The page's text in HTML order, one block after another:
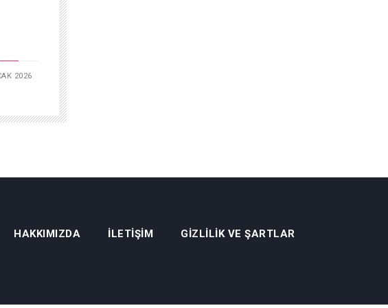
2026
HAKKIMIZDA İLETIŞIM GIZLILIK VE ŞARTLAR